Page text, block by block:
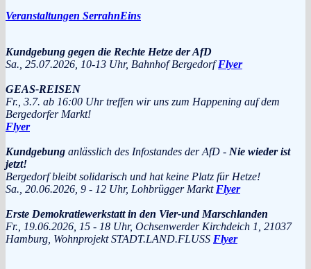
Veranstaltungen SerrahnEins
Kundgebung gegen die Rechte Hetze der AfD
Sa., 25.07.2026, 10-13 Uhr, Bahnhof BergedorfFlyer
GEAS-REISEN
Fr., 3.7. ab 16:00 Uhr treffen wir uns zum Happening auf dem
Bergedorfer Markt!
Flyer
Kundgebung anlässlich des Infostandes der AfD - Nie wieder ist
jetzt!
Bergedorf bleibt solidarisch und hat keine Platz für Hetze!
Sa., 20.06.2026, 9 - 12 Uhr, Lohbrügger Markt Flyer
Erste Demokratiewerkstatt in den Vier-und Marschlanden
Fr., 19.06.2026, 15 - 18 Uhr, Ochsenwerder Kirchdeich 1, 21037
Hamburg, Wohnprojekt STADT.LAND.FLUSS Flyer